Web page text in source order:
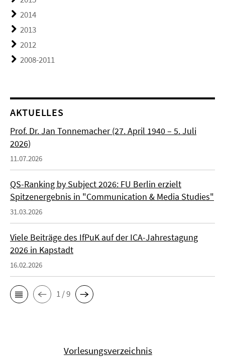
2014
2013
2012
2008-2011
AKTUELLES
Prof. Dr. Jan Tonnemacher (27. April 1940 – 5. Juli
2026)
11.07.2026
QS-Ranking by Subject 2026: FU Berlin erzielt
Spitzenergebnis in "Communication & Media Studies"
31.03.2026
Viele Beiträge des IfPuK auf der ICA-Jahrestagung
2026 in Kapstadt
16.02.2026
1 / 9
Vorlesungsverzeichnis